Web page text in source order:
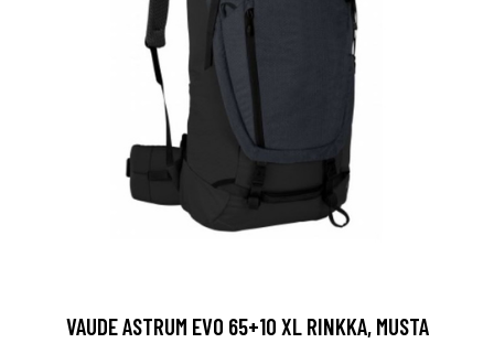
VAUDE ASTRUM EVO 65+10 XL RINKKA, MUSTA